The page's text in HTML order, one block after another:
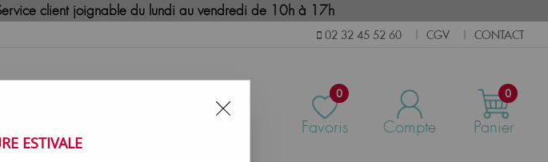
client joignable du lundi au vendredi de 10h à 17h
02 32 45 52 60 CGV CONTACT
0
Favoris Compte
0
Panier
ESTIVALE